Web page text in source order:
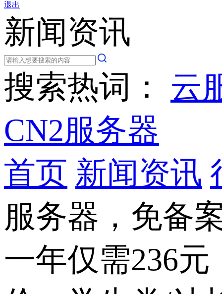
退出
新闻资讯
搜索热词： 云
CN2服务器
首页 新闻资讯
服务器，免备
一年仅需236